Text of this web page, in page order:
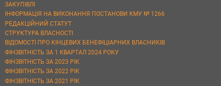
ЗАКУПІВЛІ
ІНФОРМАЦІЯ НА ВИКОНАННЯ ПОСТАНОВИ КМУ № 1266
РЕДАКЦІЙНИЙ СТАТУТ
СТРУКТУРА ВЛАСНОСТІ
ВІДОМОСТІ ПРО КІНЦЕВИХ БЕНЕФІЦІАРНИХ ВЛАСНИКІВ
ФІНЗВІТНІСТЬ ЗА 1 КВАРТАЛ 2024 РОКУ
ФІНЗВІТНІСТЬ ЗА 2023 РІК
ФІНЗВІТНІСТЬ ЗА 2022 РІК
ФІНЗВІТНІСТЬ ЗА 2021 РІК